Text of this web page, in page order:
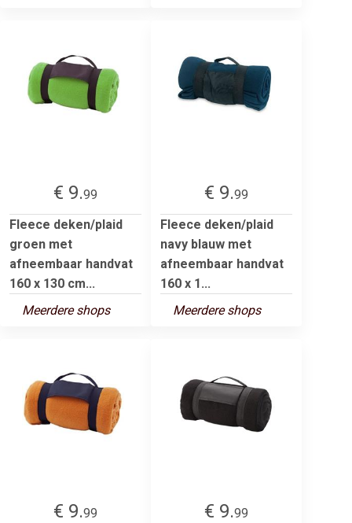
€ 9.99
Fleece deken/plaid
groen met
afneembaar handvat
160 x 130 cm...
Meerdere shops
€ 9.99
Fleece deken/plaid
navy blauw met
afneembaar handvat
160 x 1...
Meerdere shops
€ 9.99
€ 9.99